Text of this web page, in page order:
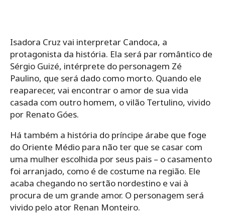
Isadora Cruz vai interpretar Candoca, a
protagonista da história. Ela será par romântico de
Sérgio Guizé, intérprete do personagem Zé
Paulino, que será dado como morto. Quando ele
reaparecer, vai encontrar o amor de sua vida
casada com outro homem, o vilão Tertulino, vivido
por Renato Góes.
Há também a história do príncipe árabe que foge
do Oriente Médio para não ter que se casar com
uma mulher escolhida por seus pais – o casamento
foi arranjado, como é de costume na região. Ele
acaba chegando no sertão nordestino e vai à
procura de um grande amor. O personagem será
vivido pelo ator Renan Monteiro.